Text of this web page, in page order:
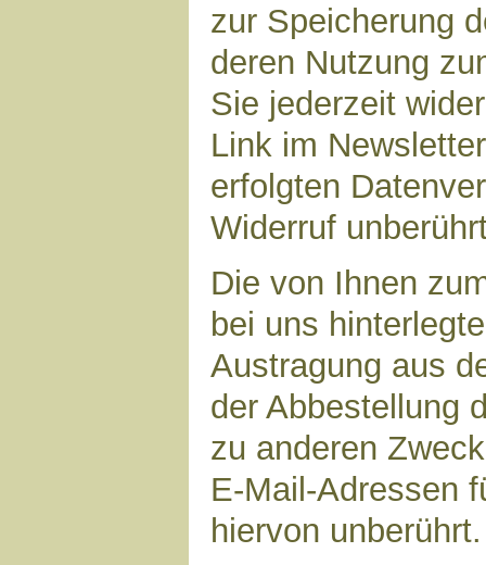
zur Speicherung
deren Nutzung
Sie jederzeit
Link im
erfolgten
Widerruf
Die von Ihnen
bei uns
Austragung aus
der Abbestellung
zu anderen
E-Mail-Adressen
hiervon unberührt.